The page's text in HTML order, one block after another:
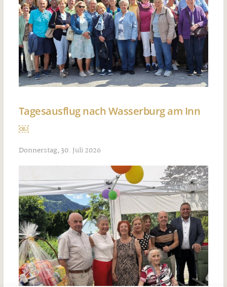
Tagesausflug nach Wasserburg am Inn
￼
Donnerstag, 30. Juli 2026